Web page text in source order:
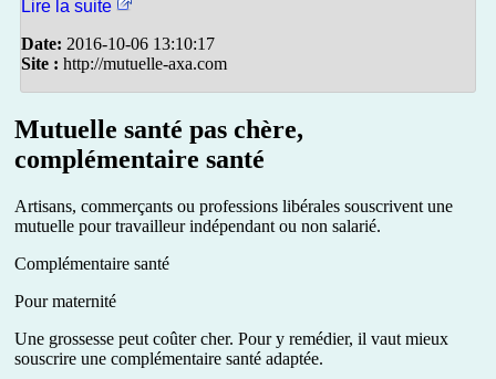
Lire la suite
Date: 2016-10-06 13:10:17
Site : http://mutuelle-axa.com
Mutuelle santé pas chère,
complémentaire santé
Artisans, commerçants ou professions libérales souscrivent une
mutuelle pour travailleur indépendant ou non salarié.
Complémentaire santé
Pour maternité
Une grossesse peut coûter cher. Pour y remédier, il vaut mieux
souscrire une complémentaire santé adaptée.